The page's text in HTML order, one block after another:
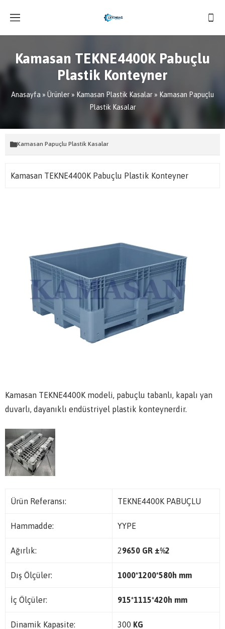
Kamasan TEKNE4400K Pabuçlu
Plastik Konteyner
Anasayfa » Ürünler» Kamasan Plastik Kasalar » Kamasan Papuçlu
Plastik Kasalar
Kamasan Papuçlu Plastik Kasalar
Kamasan TEKNE4400K Pabuçlu Plastik Konteyner
Kamasan TEKNE4400K modeli, pabuçlu tabanlı, kapalı yan
duvarlı, dayanıklı endüstriyel plastik konteynerdir.
Ürün Referansı: TEKNE4400K PABUÇLU
Hammadde: YYPE
Ağırlık: 29650 GR ±%2
Dış Ölçüler: 1000*1200*580h mm
İç Ölçüler: 915*1115*420h mm
Dinamik Kapasite: 300 KG